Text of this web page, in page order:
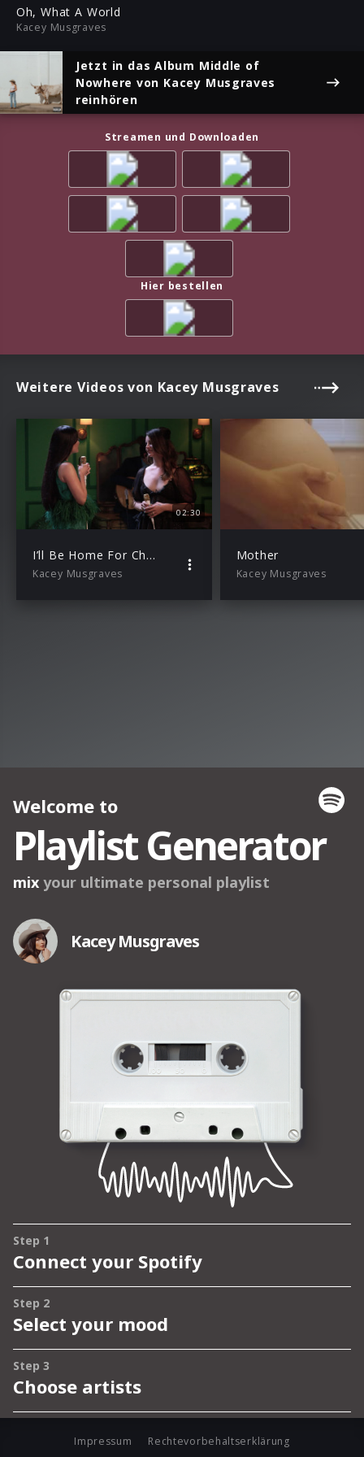
Oh, What A World
Kacey Musgraves
Jetzt in das Album Middle of
Nowhere von Kacey Musgraves
reinhören
Streamen und Downloaden
Hier bestellen
Weitere Videos von Kacey Musgraves
02:30
I’ll Be Home For Christmas
Kacey Musgraves
Mother
Kacey Musgraves
Impressum Rechtevorbehaltserklärung